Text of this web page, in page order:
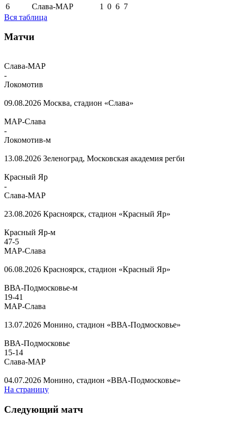
6
Слава-МАР 1 0 6 7
Вся таблица
Матчи
Слава-МАР
-
Локомотив
09.08.2026 Москва, стадион «Слава»
МАР-Слава
-
Локомотив-м
13.08.2026 Зеленоград, Московская академия регби
Красный Яр
-
Слава-МАР
23.08.2026 Красноярск, стадион «Красный Яр»
Красный Яр-м
47-5
МАР-Слава
06.08.2026 Красноярск, стадион «Красный Яр»
ВВА-Подмосковье-м
19-41
МАР-Слава
13.07.2026 Монино, стадион «ВВА-Подмосковье»
ВВА-Подмосковье
15-14
Слава-МАР
04.07.2026 Монино, стадион «ВВА-Подмосковье»
На страницу
Следующий матч